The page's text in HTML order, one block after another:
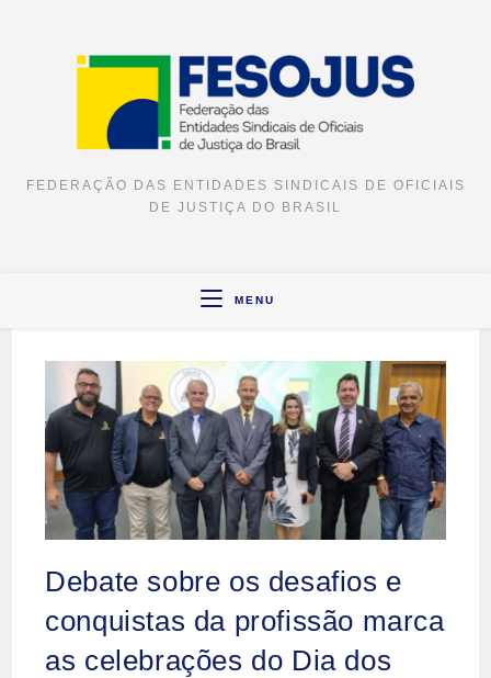
FEDERAÇÃO DAS ENTIDADES SINDICAIS DE OFICIAIS
DE JUSTIÇA DO BRASIL
MENU
Debate sobre os desafios e
conquistas da profissão marca
as celebrações do Dia dos